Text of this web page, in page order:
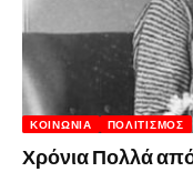
ΚΟΙΝΩΝΊΑ ΠΟΛΙΤΙΣΜΌΣ
Χρόνια Πολλά